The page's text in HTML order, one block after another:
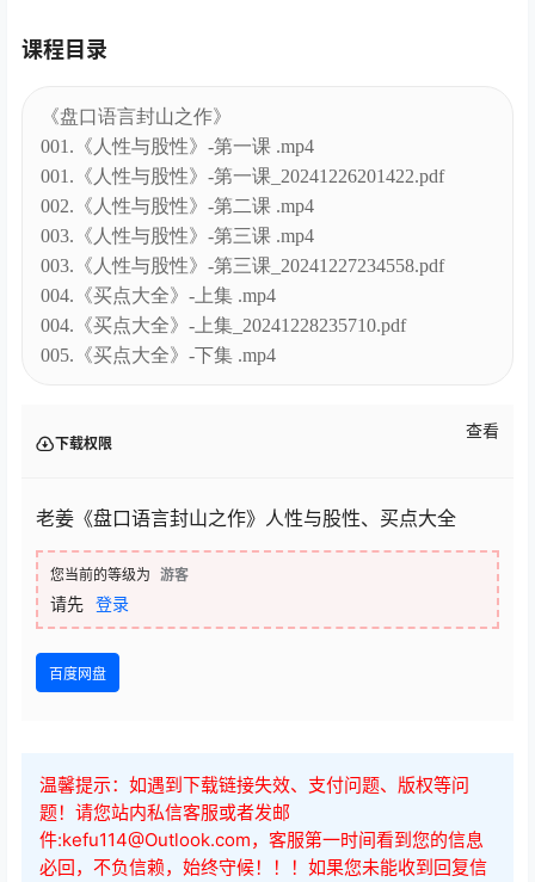
课程目录
《盘口语言封山之作》
001.《人性与股性》-第一课 .mp4
001.《人性与股性》-第一课_20241226201422.pdf
002.《人性与股性》-第二课 .mp4
003.《人性与股性》-第三课 .mp4
003.《人性与股性》-第三课_20241227234558.pdf
004.《买点大全》-上集 .mp4
004.《买点大全》-上集_20241228235710.pdf
005.《买点大全》-下集 .mp4
下载权限
查看
老姜《盘口语言封山之作》人性与股性、买点大全
您当前的等级为 游客
请先 登录
百度网盘
温馨提示：如遇到下载链接失效、支付问题、版权等问
题！请您站内私信客服或者发邮
件:kefu114@Outlook.com，客服第一时间看到您的信息
必回，不负信赖，始终守候！！！如果您未能收到回复信